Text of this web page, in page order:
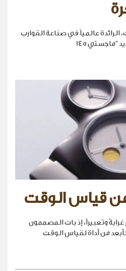
عالمياً في صناعة القوارب
"ماجستي 145
قياس الوقت
وتعبيراً، إذ بات المصممون
من أداة لقياس الوقت